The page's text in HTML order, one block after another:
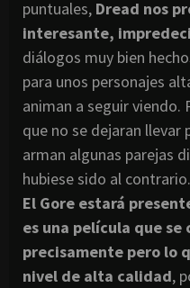
puntuales, Dread nos
interesante,
diálogos muy bien
para unos personajes
animan a seguir
que no se dejaran
arman algunas parejas
hubiese sido al contrario.
El Gore estará
es una película que se
precisamente pero lo
nivel de alta calidad,